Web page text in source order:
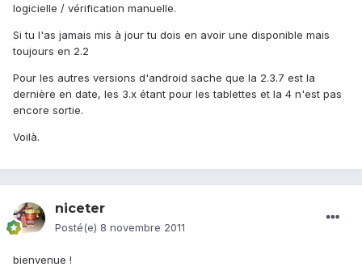
logicielle / vérification manuelle.
Si tu l'as jamais mis à jour tu dois en avoir une disponible mais
toujours en 2.2
Pour les autres versions d'android sache que la 2.3.7 est la
dernière en date, les 3.x étant pour les tablettes et la 4 n'est pas
encore sortie.
Voilà.
niceter
Posté(e) 8 novembre 2011
bienvenue !